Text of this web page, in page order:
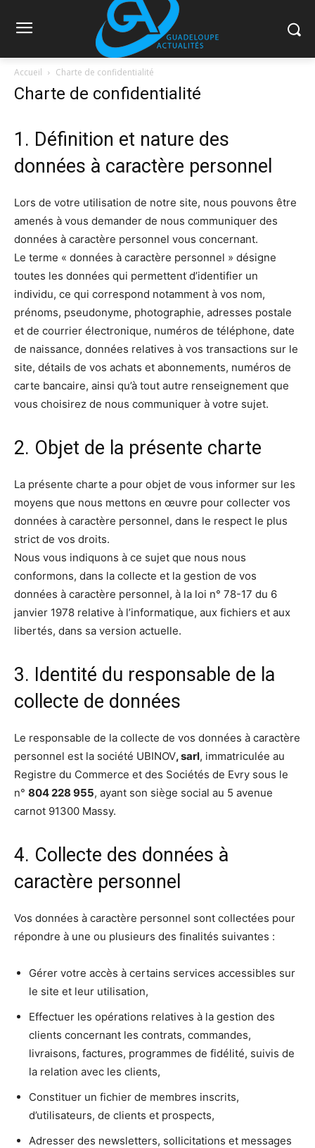
Accueil Charte de confidentialité
Charte de confidentialité
1. Définition et nature des
données à caractère personnel
Lors de votre utilisation de notre site, nous pouvons être
amenés à vous demander de nous communiquer des
données à caractère personnel vous concernant.
Le terme « données à caractère personnel » désigne
toutes les données qui permettent d’identifier un
individu, ce qui correspond notamment à vos nom,
prénoms, pseudonyme, photographie, adresses postale
et de courrier électronique, numéros de téléphone, date
de naissance, données relatives à vos transactions sur le
site, détails de vos achats et abonnements, numéros de
carte bancaire, ainsi qu’à tout autre renseignement que
vous choisirez de nous communiquer à votre sujet.
2. Objet de la présente charte
La présente charte a pour objet de vous informer sur les
moyens que nous mettons en œuvre pour collecter vos
données à caractère personnel, dans le respect le plus
strict de vos droits.
Nous vous indiquons à ce sujet que nous nous
conformons, dans la collecte et la gestion de vos
données à caractère personnel, à la loi n° 78-17 du 6
janvier 1978 relative à l’informatique, aux fichiers et aux
libertés, dans sa version actuelle.
3. Identité du responsable de la
collecte de données
Le responsable de la collecte de vos données à caractère
personnel est la société UBINOV, sarl, immatriculée au
Registre du Commerce et des Sociétés de Evry sous le
n° 804 228 955, ayant son siège social au 5 avenue
carnot 91300 Massy.
4. Collecte des données à
caractère personnel
Vos données à caractère personnel sont collectées pour
répondre à une ou plusieurs des finalités suivantes :
Gérer votre accès à certains services accessibles sur
le site et leur utilisation,
Effectuer les opérations relatives à la gestion des
clients concernant les contrats, commandes,
livraisons, factures, programmes de fidélité, suivis de
la relation avec les clients,
Constituer un fichier de membres inscrits,
d’utilisateurs, de clients et prospects,
Adresser des newsletters, sollicitations et messages